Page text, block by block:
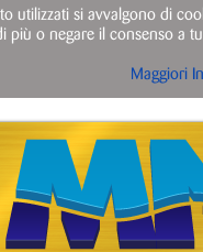
utilizzati si avvalgono di
più o negare il consenso a
Maggiori